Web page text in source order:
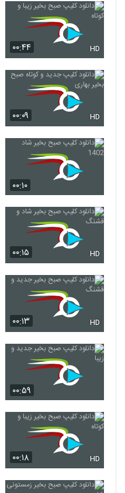
۰۰:۴۴ HD
۰۰:۰۹ HD
۰۰:۱۰
۰۰:۱۵ HD
۰۰:۱۳ HD
۰۰:۵۹
۰۰:۱۸ HD